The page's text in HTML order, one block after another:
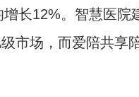
长12%。智慧医院
市场，而爱陪共享